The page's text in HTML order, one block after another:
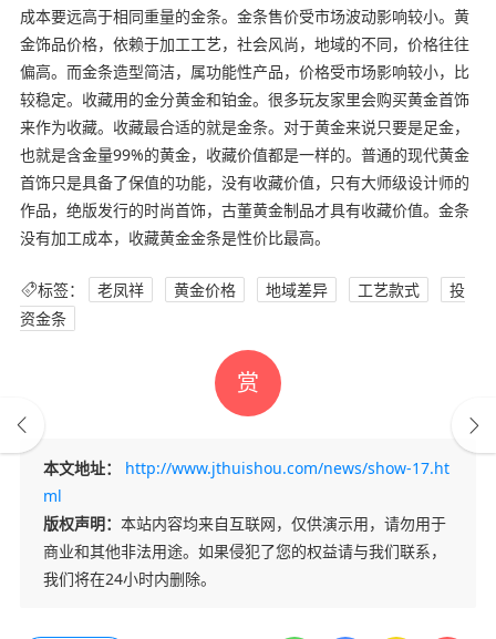
成本要远高于相同重量的金条。金条售价受市场波动影响较小。黄
金饰品价格，依赖于加工工艺，社会风尚，地域的不同，价格往往
偏高。而金条造型简洁，属功能性产品，价格受市场影响较小，比
较稳定。收藏用的金分黄金和铂金。很多玩友家里会购买黄金首饰
来作为收藏。收藏最合适的就是金条。对于黄金来说只要是足金，
也就是含金量99%的黄金，收藏价值都是一样的。普通的现代黄金
首饰只是具备了保值的功能，没有收藏价值，只有大师级设计师的
作品，绝版发行的时尚首饰，古董黄金制品才具有收藏价值。金条
没有加工成本，收藏黄金金条是性价比最高。
标签： 老凤祥 黄金价格 地域差异 工艺款式
投
资金条
赏
本文地址：
http://www.jthuishou.com/news/show-17.ht
ml
版权声明： 本站内容均来自互联网，仅供演示用，请勿用于
商业和其他非法用途。如果侵犯了您的权益请与我们联系，
我们将在24小时内删除。